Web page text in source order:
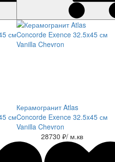
см
Керамогранит Atlas
Concorde Exence 32.5x45 см
Vanilla Chevron
28730 ₽/ м.кв